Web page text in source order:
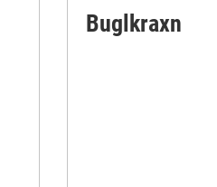
Buglkraxn